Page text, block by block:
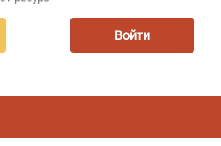
Войти